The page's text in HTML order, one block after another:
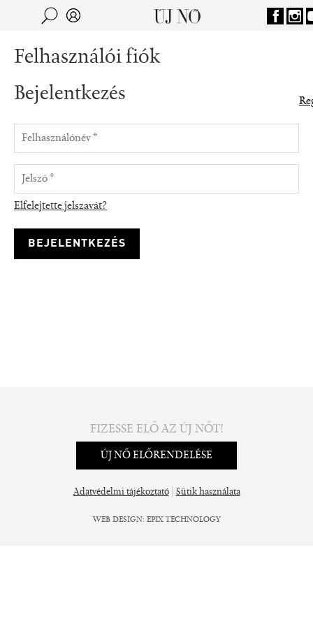
Jump to navigation
Keresés
Felhasználói fiók
Bejelentkezés
Elfelejtette jelszavát?
FIZESSE ELŐ AZ ÚJ NŐT!
ÚJ NŐ ELŐRENDELÉSE
Adatvédelmi tájékoztató| Sütik használata
WEB DESIGN: EPIX TECHNOLOGY